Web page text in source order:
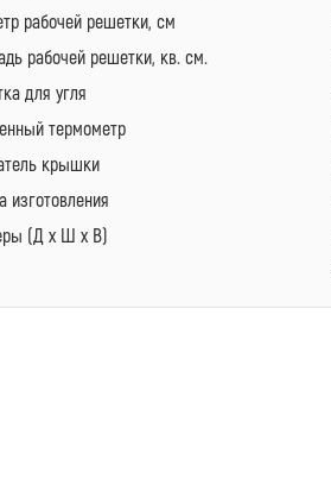
рабочей решетки, см
рабочей решетки, кв. см.
для угля
термометр
крышки
изготовления
(Д х Ш х В)